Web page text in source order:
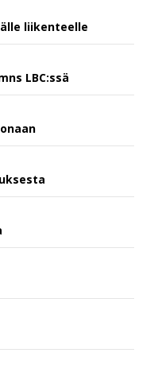
liikenteelle
LBC:ssä